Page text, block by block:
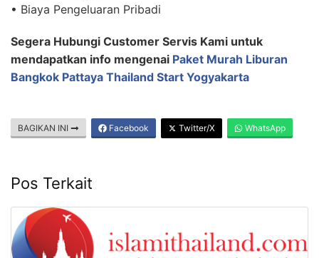
• Biaya Pengeluaran Pribadi
Segera Hubungi Customer Servis Kami untuk
mendapatkan info mengenai Paket Murah Liburan
Bangkok Pattaya Thailand Start Yogyakarta
BAGIKAN INI Facebook Twitter/X WhatsApp
Pos Terkait